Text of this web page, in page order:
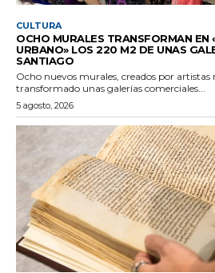
CULTURA
OCHO MURALES TRANSFORMAN EN
URBANO» LOS 220 M2 DE UNAS
SANTIAGO
Ocho nuevos murales, creados por artistas
transformado unas galerías comerciales...
5 agosto, 2026